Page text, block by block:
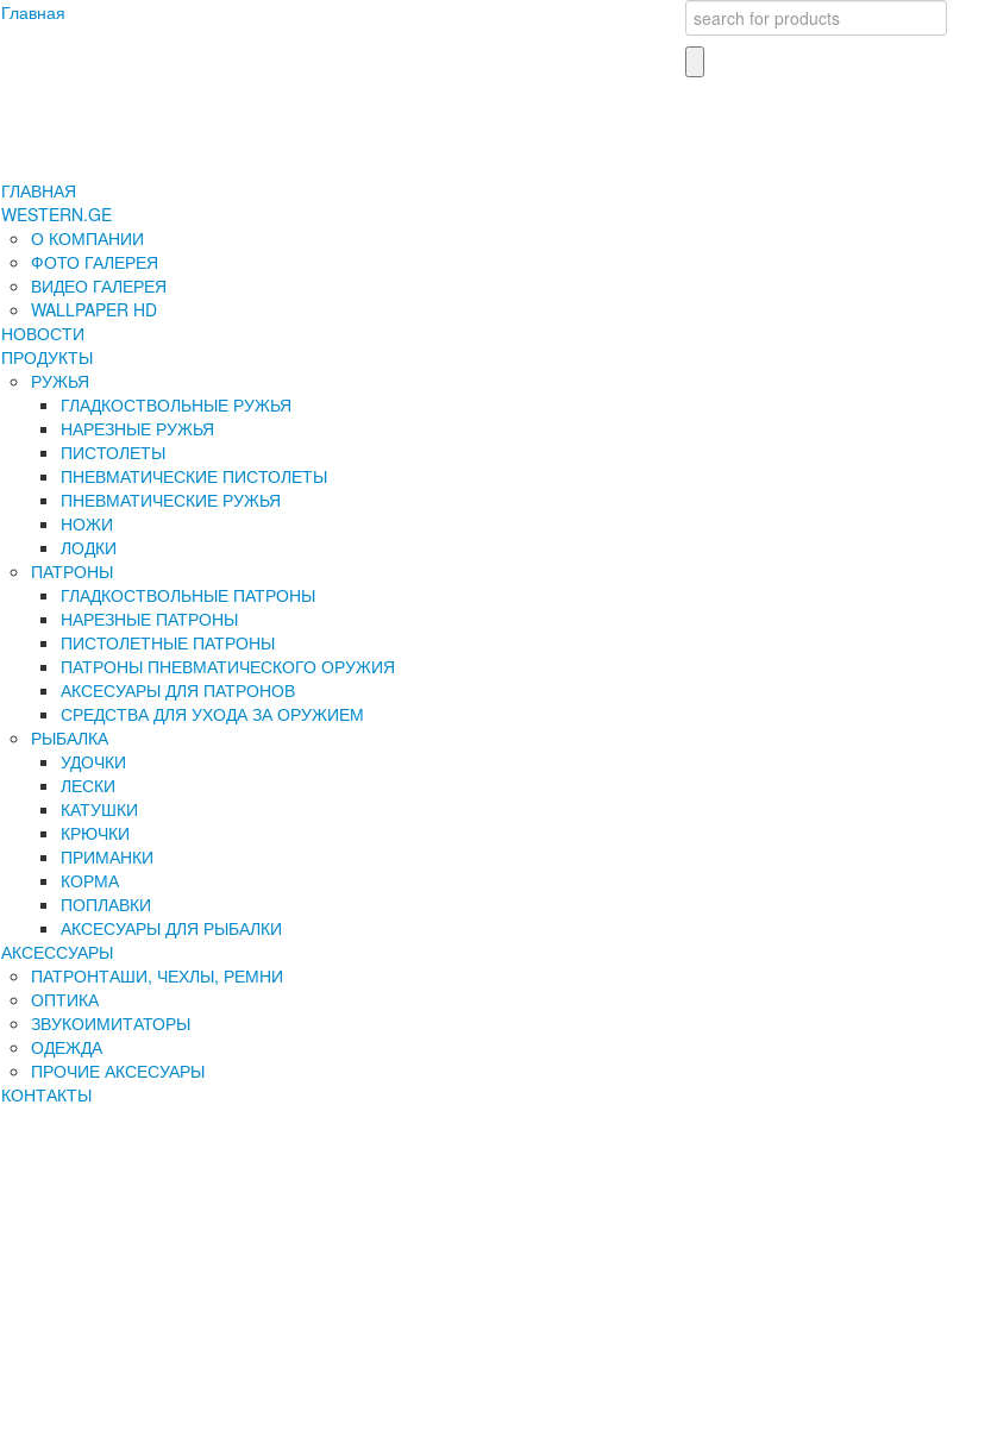
Главная
ГЛАВНАЯ
WESTERN.GE
О КОМПАНИИ
ФОТО ГАЛЕРЕЯ
ВИДЕО ГАЛЕРЕЯ
WALLPAPER HD
НОВОСТИ
ПРОДУКТЫ
РУЖЬЯ
ГЛАДКОСТВОЛЬНЫЕ РУЖЬЯ
НАРЕЗНЫЕ РУЖЬЯ
ПИСТОЛЕТЫ
ПНЕВМАТИЧЕСКИЕ ПИСТОЛЕТЫ
ПНЕВМАТИЧЕСКИЕ РУЖЬЯ
НОЖИ
ЛОДКИ
ПАТРОНЫ
ГЛАДКОСТВОЛЬНЫЕ ПАТРОНЫ
НАРЕЗНЫЕ ПАТРОНЫ
ПИСТОЛЕТНЫЕ ПАТРОНЫ
ПАТРОНЫ ПНЕВМАТИЧЕСКОГО ОРУЖИЯ
АКСЕСУАРЫ ДЛЯ ПАТРОНОВ
СРЕДСТВА ДЛЯ УХОДА ЗА ОРУЖИЕМ
РЫБАЛКА
УДОЧКИ
ЛЕСКИ
КАТУШКИ
КРЮЧКИ
ПРИМАНКИ
КОРМА
ПОПЛАВКИ
АКСЕСУАРЫ ДЛЯ РЫБАЛКИ
АКСЕССУАРЫ
ПАТРОНТАШИ, ЧЕХЛЫ, РЕМНИ
ОПТИКА
ЗВУКОИМИТАТОРЫ
ОДЕЖДА
ПРОЧИЕ АКСЕСУАРЫ
КОНТАКТЫ